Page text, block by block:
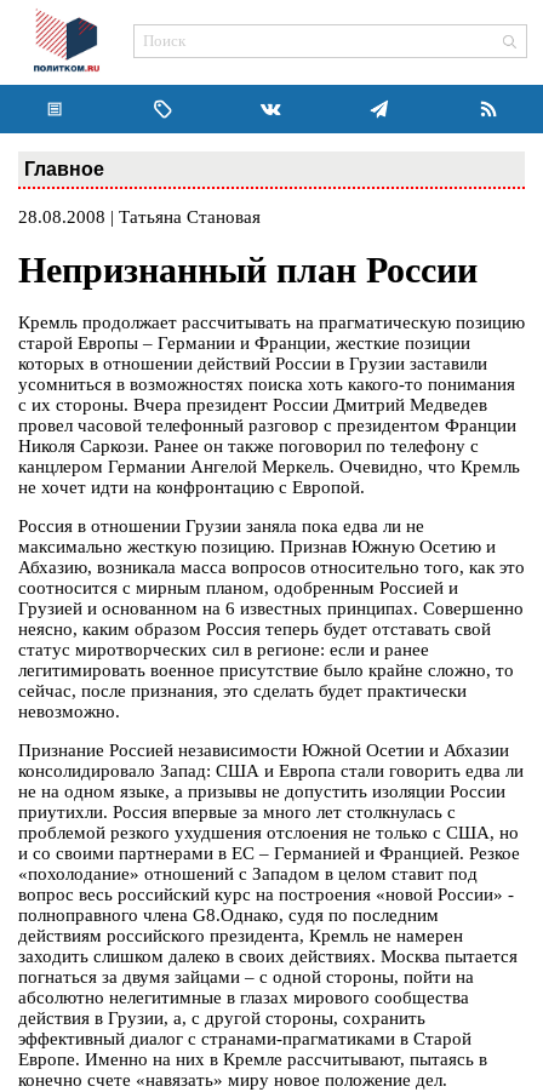
Главное
28.08.2008 | Татьяна Становая
Непризнанный план России
Кремль продолжает рассчитывать на прагматическую позицию
старой Европы – Германии и Франции, жесткие позиции
которых в отношении действий России в Грузии заставили
усомниться в возможностях поиска хоть какого-то понимания
с их стороны. Вчера президент России Дмитрий Медведев
провел часовой телефонный разговор с президентом Франции
Николя Саркози. Ранее он также поговорил по телефону с
канцлером Германии Ангелой Меркель. Очевидно, что Кремль
не хочет идти на конфронтацию с Европой.
Россия в отношении Грузии заняла пока едва ли не
максимально жесткую позицию. Признав Южную Осетию и
Абхазию, возникала масса вопросов относительно того, как это
соотносится с мирным планом, одобренным Россией и
Грузией и основанном на 6 известных принципах. Совершенно
неясно, каким образом Россия теперь будет отставать свой
статус миротворческих сил в регионе: если и ранее
легитимировать военное присутствие было крайне сложно, то
сейчас, после признания, это сделать будет практически
невозможно.
Признание Россией независимости Южной Осетии и Абхазии
консолидировало Запад: США и Европа стали говорить едва ли
не на одном языке, а призывы не допустить изоляции России
приутихли. Россия впервые за много лет столкнулась с
проблемой резкого ухудшения отслоения не только с США, но
и со своими партнерами в ЕС – Германией и Францией. Резкое
«похолодание» отношений с Западом в целом ставит под
вопрос весь российский курс на построения «новой России» -
полноправного члена G8.Однако, судя по последним
действиям российского президента, Кремль не намерен
заходить слишком далеко в своих действиях. Москва пытается
погнаться за двумя зайцами – с одной стороны, пойти на
абсолютно нелегитимные в глазах мирового сообщества
действия в Грузии, а, с другой стороны, сохранить
эффективный диалог с странами-прагматиками в Старой
Европе. Именно на них в Кремле рассчитывают, пытаясь в
конечно счете «навязать» миру новое положение дел.